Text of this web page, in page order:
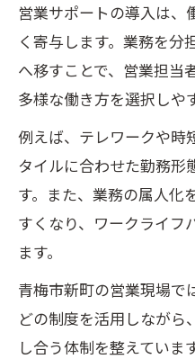
営業サポートの導入は、
く寄与します。業務を分
へ移すことで、営業担当
多様な働き方を選択しや
例えば、テレワークや時
タイルに合わせた勤務形
す。また、業務の属人化
すくなり、ワークライフ
ます。
青梅市新町の営業現場で
どの制度を活用しながら
し合う体制を整えていま